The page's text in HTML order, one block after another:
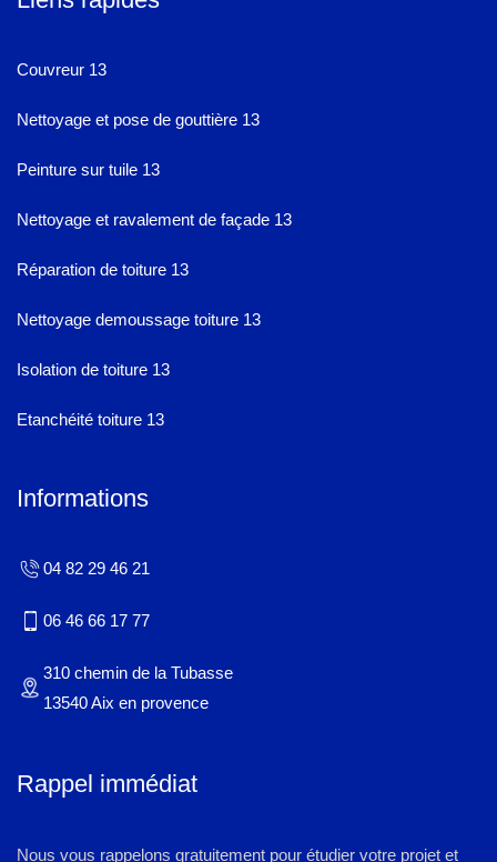
Couvreur 13
Nettoyage et pose de gouttière 13
Peinture sur tuile 13
Nettoyage et ravalement de façade 13
Réparation de toiture 13
Nettoyage demoussage toiture 13
Isolation de toiture 13
Etanchéité toiture 13
Informations
04 82 29 46 21
06 46 66 17 77
310 chemin de la Tubasse
13540 Aix en provence
Rappel immédiat
Nous vous rappelons gratuitement pour étudier votre projet et